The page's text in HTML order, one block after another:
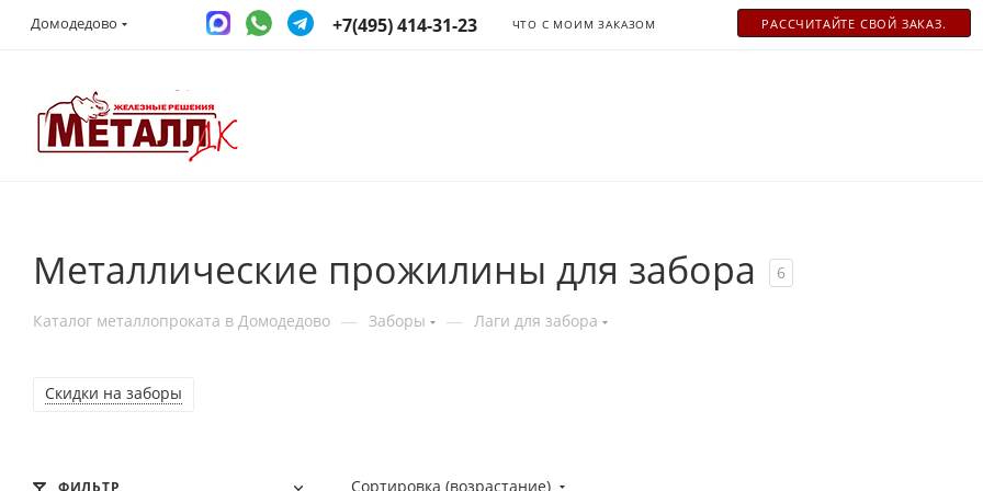
Домодедово +7(495) 414-31-23 ЧТО С МОИМ ЗАКАЗОМ РАСCЧИТАЙТЕ СВОЙ ЗАКАЗ.
Металлические прожилины для забора 6
Каталог металлопроката в Домодедово — Заборы — Лаги для забора
Скидки на заборы
Сортировка (возрастание)
ФИЛЬТР